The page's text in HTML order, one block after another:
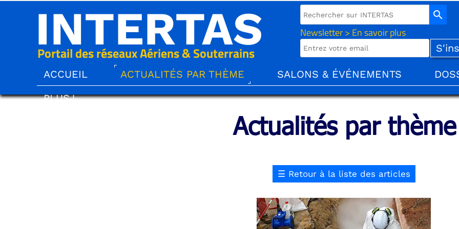
INTERTAS
Portail des réseaux Aériens & Souterrains
Newsletter > En savoir plus
search
ACCUEIL ACTUALITÉS PAR THÈME SALONS & ÉVÉNEMENTS
PLUS↓
Actualités par thème
☰ Retour à la liste des articles